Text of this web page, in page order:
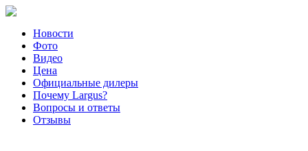
Новости
Фото
Видео
Цена
Официальные дилеры
Почему Largus?
Вопросы и ответы
Отзывы